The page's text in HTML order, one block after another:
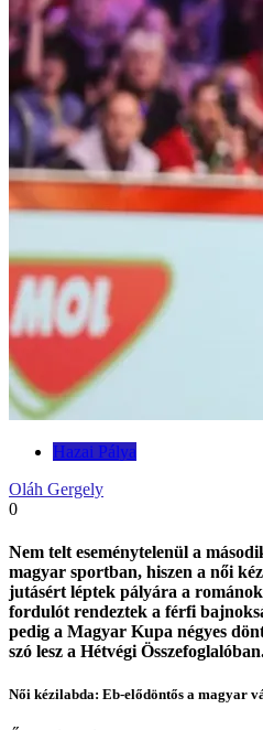
Hazai Pálya
Oláh Gergely
0
Nem telt eseménytelenül a
magyar sportban, hiszen a női
jutásért léptek pályára a
fordulót rendeztek a férfi
pedig a Magyar Kupa négyes
szó lesz a Hétvégi
Női kézilabda: Eb-elődöntős a magyar